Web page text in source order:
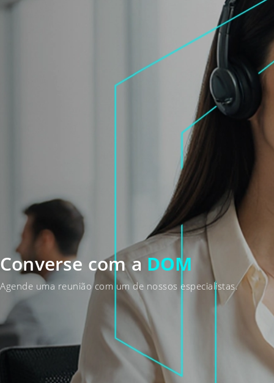
Converse com a DOM
Agende uma reunião com um de nossos especialistas.